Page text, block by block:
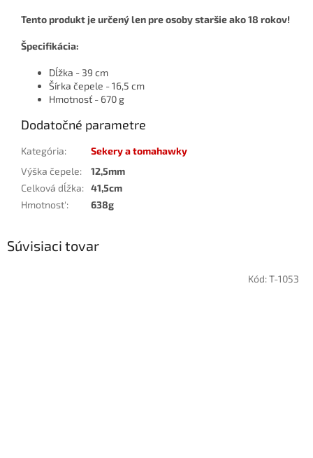
Tento produkt je určený len pre osoby staršie ako 18 rokov!
Špecifikácia:
Dĺžka - 39 cm
Šírka čepele - 16,5 cm
Hmotnosť - 670 g
Dodatočné parametre
Kategória:
Sekery a tomahawky
Výška čepele:
12,5mm
Celková dĺžka: 41,5cm
Hmotnost': 638g
Súvisiaci tovar
Kód:T-1053